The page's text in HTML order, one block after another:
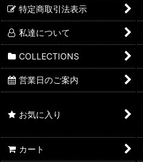
特定商取引法表示
私達について
COLLECTIONS
営業日のご案内
お気に入り
カート